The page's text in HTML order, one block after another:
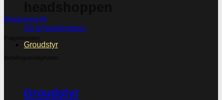
Gå til headshoppen
Groudstyr
Groudstyr
@subseed.dk